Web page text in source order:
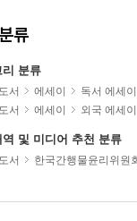
류
리 분류
서 에세이
독서 에세이
서
에세이 외국 에세이
역 및 미디어 추천 분류
서 한국간행물윤리위원